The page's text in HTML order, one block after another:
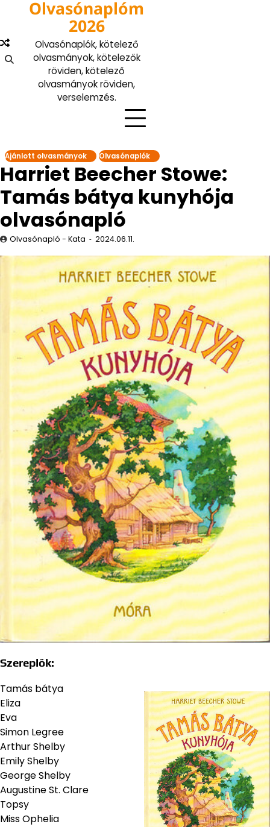
content
Olvasónaplóm
2026
Olvasónaplók, kötelező
olvasmányok, kötelezők
röviden, kötelező
olvasmányok röviden,
verselemzés.
Ajánlott olvasmányok Olvasónaplók
Harriet Beecher Stowe:
Tamás bátya kunyhója
olvasónapló
Olvasónapló - Kata 2024.06.11.
Szereplők:
Tamás bátya
Eliza
Eva
Simon Legree
Arthur Shelby
Emily Shelby
George Shelby
Augustine St. Clare
Topsy
Miss Ophelia